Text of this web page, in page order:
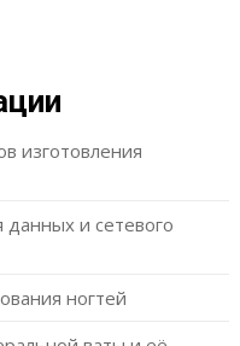
изготовления
и сетевого
ногтей